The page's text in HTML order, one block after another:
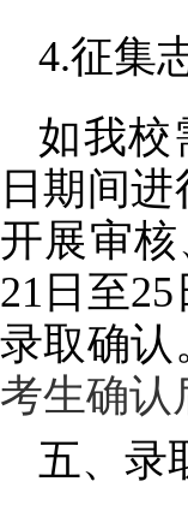
4.征集
如我校
日期间
开展审
21日至
录取确认
考生确认
五、录